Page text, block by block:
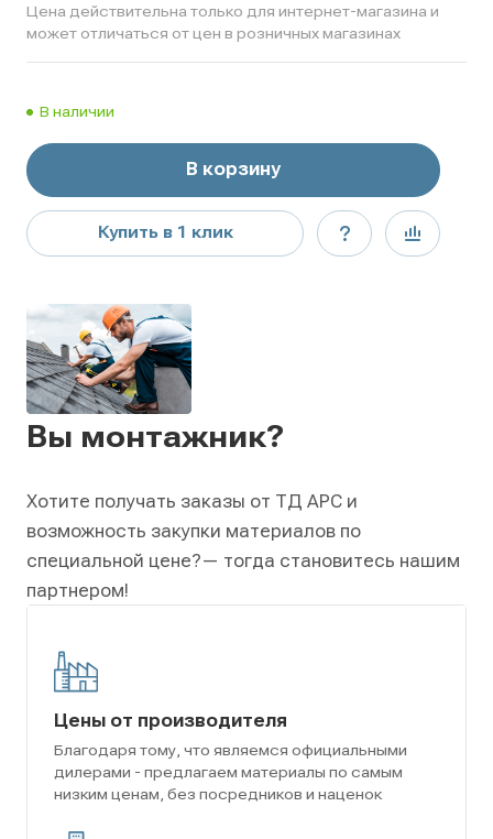
Цена действительна только для интернет-магазина и
может отличаться от цен в розничных магазинах
В наличии
В корзину
Купить в 1 клик
Вы монтажник?
Хотите получать заказы от ТД АРС и
возможность закупки материалов по
специальной цене?— тогда становитесь нашим
партнером!
Цены от производителя
Благодаря тому, что являемся официальными
дилерами - предлагаем материалы по самым
низким ценам, без посредников и наценок